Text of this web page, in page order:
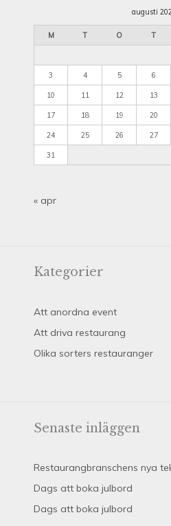
augusti
M T O T
3 4 5 6
10 11 12 13
17 18 19 20
24 25 26 27
31
« apr
Kategorier
Att anordna event
Att driva restaurang
Olika sorters restauranger
Senaste inläggen
Restaurangbranschens nya
Dags att boka julbord
Dags att boka julbord